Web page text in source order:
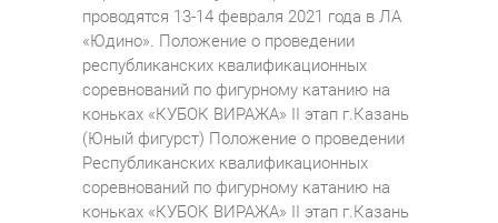
проводятся 13-14 февраля 2021 года в ЛА
«Юдино». Положение о проведении
республиканских квалификационных
соревнований по фигурному катанию на
коньках «КУБОК ВИРАЖА» II этап г.Казань
(Юный фигурст) Положение о проведении
Республиканских квалификационных
соревнований по фигурному катанию на
коньках «КУБОК ВИРАЖА» II этап г.Казань